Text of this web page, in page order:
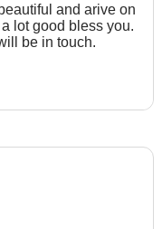
and arive on
lot good bless you.
be in touch.